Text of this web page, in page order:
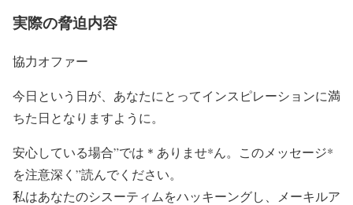
実際の脅迫内容
協力オファー
今日という日が、あなたにとってインスピレーションに満
ちた日となりますように。
安心している場合”では＊ありませ*ん。このメッセージ*
を注意深く”読んでください。
私はあなたのシスーティムをハッキーングし、メーキルア